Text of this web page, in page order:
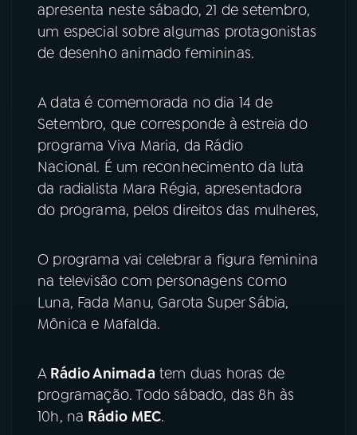
08 PRÊMIO RÁDIO MEC
YouTube Facebook
Instagram X
TikTok
apresenta neste sábado, 21 de setembro,
um especial sobre algumas protagonistas
de desenho animado femininas.
A data é comemorada no dia 14 de
Setembro, que corresponde à estreia do
programa Viva Maria, da Rádio
Nacional. É um reconhecimento da luta
da radialista Mara Régia, apresentadora
do programa, pelos direitos das mulheres,
O programa vai celebrar a figura feminina
na televisão com personagens como
Luna, Fada Manu, Garota Super Sábia,
Mônica e Mafalda.
A Rádio Animada tem duas horas de
programação. Todo sábado, das 8h às
10h, na Rádio MEC.